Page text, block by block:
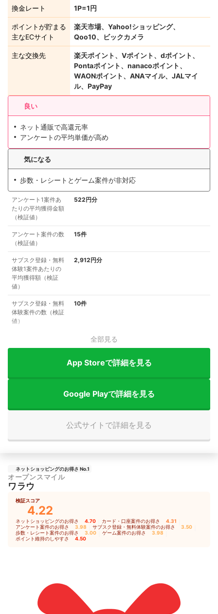
換金レート 1P=1円
ポイントが貯まる
主なECサイト
楽天市場、Yahoo!ショッピング、
Qoo10、ビックカメラ
主な交換先
楽天ポイント、Vポイント、dポイント、
Pontaポイント、nanacoポイント、
WAONポイント、ANAマイル、JALマイ
ル、PayPay
良い
ネット通販で高還元率
アンケートの平均単価が高め
気になる
歩数・レシートとゲーム案件が非対応
アンケート1案件あ
たりの平均獲得金額
（検証値）
522円分
アンケート案件の数
（検証値）
15件
サブスク登録・無料
体験1案件あたりの
平均獲得額（検証
値）
2,912円分
サブスク登録・無料
体験案件の数（検証
値）
10件
全部見る
App Storeで詳細を見る
Google Playで詳細を見る
公式サイトで詳細を見る
ネットショッピングのお得さ No.1
オープンスマイル
ワラウ
検証スコア
4.22
ネットショッピングのお得さ 4.70 カード・口座案件のお得さ 4.31
アンケート案件のお得さ 3.98 サブスク登録・無料体験案件のお得さ 3.50
歩数・レシート案件のお得さ 3.00 ゲーム案件のお得さ 3.98
ポイント維持のしやすさ 4.50